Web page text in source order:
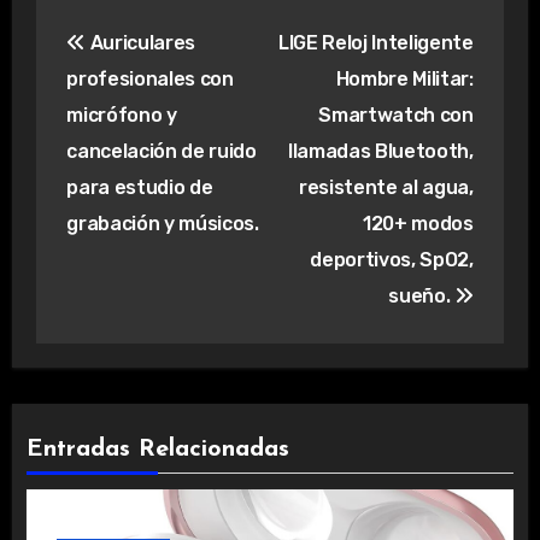
de
entradas
Auriculares
profesionales con
micrófono y
cancelación de ruido
para estudio de
grabación y músicos.
LIGE Reloj Inteligente
Hombre Militar:
Smartwatch con
llamadas Bluetooth,
resistente al agua,
120+ modos
deportivos, SpO2,
sueño.
Entradas Relacionadas